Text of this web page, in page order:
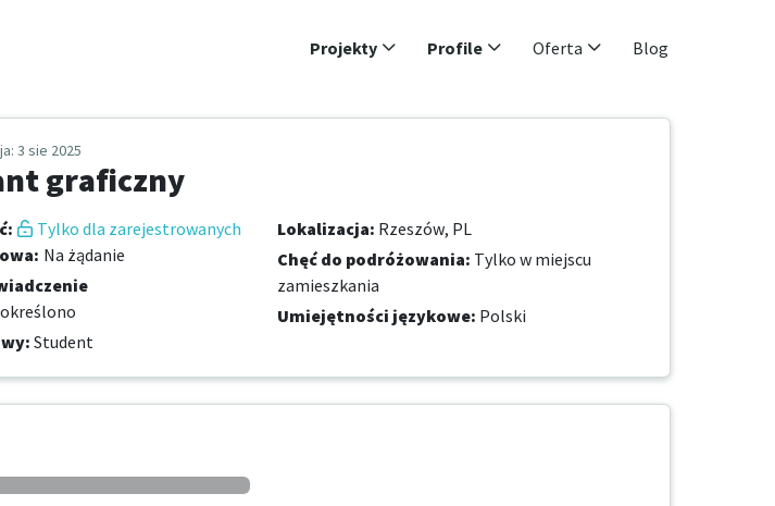
Projekty Profile Oferta Blog
: 3 sie 2025
graficzny
:
Tylko dla zarejestrowanych
: Na żądanie
: Student
Lokalizacja: Rzeszów, PL
Chęć do podróżowania: Tylko w miejscu
zamieszkania
Umiejętności językowe: Polski